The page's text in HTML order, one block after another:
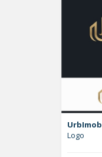
UrbImob
Logo